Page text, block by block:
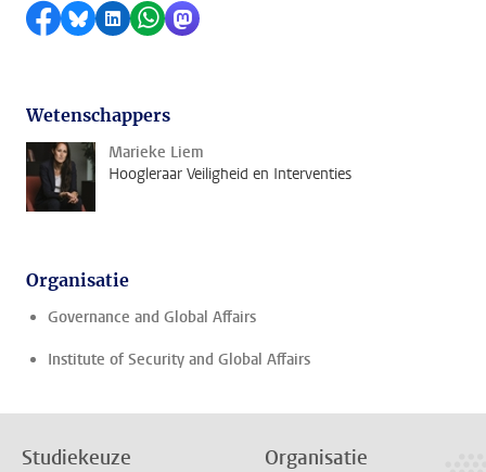
Delen op Facebook
Delen via Bluesky
Delen op LinkedIn
Delen via WhatsApp
Delen via Mastodon
Wetenschappers
Marieke Liem
Hoogleraar Veiligheid en Interventies
Organisatie
Governance and Global Affairs
Institute of Security and Global Affairs
Studiekeuze Organisatie